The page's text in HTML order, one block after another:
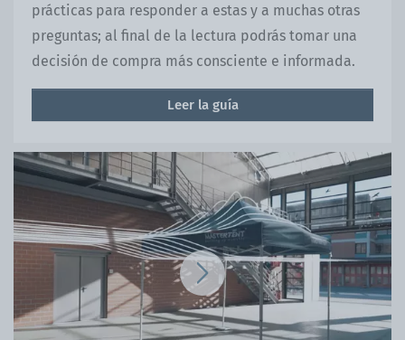
prácticas para responder a estas y a muchas otras
preguntas; al final de la lectura podrás tomar una
decisión de compra más consciente e informada.
Leer la guía